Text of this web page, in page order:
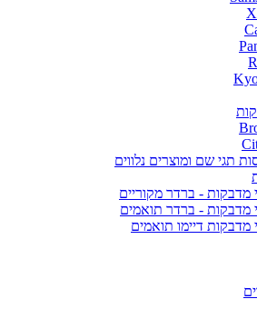
תגי שם ומוצרים נלווים
מדבקות - ברדר מקוריים
מדבקות - ברדר תואמים
מדבקות דיימו תואמים